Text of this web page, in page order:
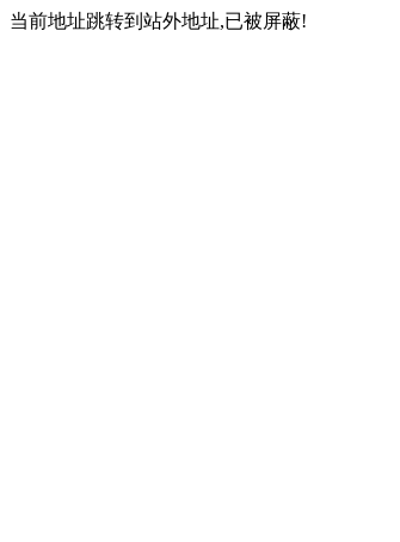
当前地址跳转到站外地址,已被屏蔽!